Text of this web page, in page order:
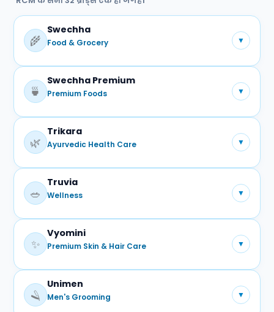
🌾
Swechha
Food & Grocery ▼
प्रमुख प्रोडक्ट्स:
आटा
शहद
स्नैक्स
🍵
Swechha Premium
Premium Foods ▼
प्रमुख प्रोडक्ट्स:
प्रीमियम चाय
🌿
Trikara
Ayurvedic Health Care ▼
प्रमुख प्रोडक्ट्स:
जूस
🥗
Truvia
Wellness ▼
प्रमुख प्रोडक्ट्स:
हेल्दी लाइफस्टाइल उत्पाद
✨
Vyomini
Premium Skin & Hair Care ▼
प्रमुख प्रोडक्ट्स:
फेस वॉश
🪒
Unimen
Men's Grooming ▼